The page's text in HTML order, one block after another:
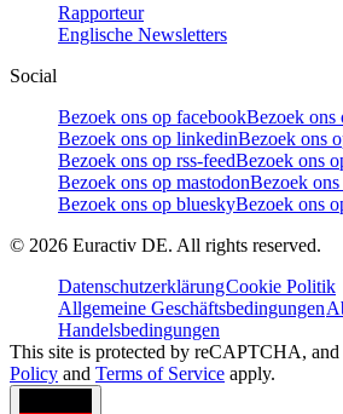
Rapporteur
Englische Newsletters
Social
Bezoek ons op facebookBezoek ons
Bezoek ons op linkedinBezoek ons
Bezoek ons op rss-feedBezoek ons
Bezoek ons op mastodonBezoek
Bezoek ons op blueskyBezoek ons
© 2026 Euractiv DE. All rights reserved.
DatenschutzerklärungCookie Politik
Allgemeine Geschäftsbedingungen
Handelsbedingungen
This site is protected by reCAPTCHA,
Policy and Terms of Service apply.